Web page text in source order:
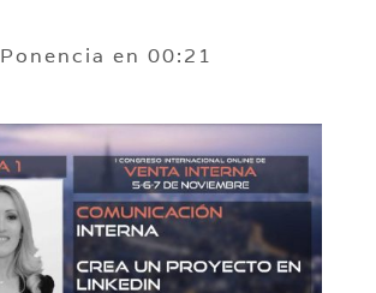
Ponencia en 00:21